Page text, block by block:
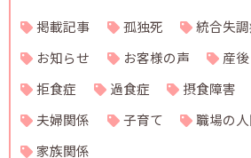
掲載記事 孤独死 統合失
お知らせ
お客様の声 産
拒食症
過食症 摂食障害
夫婦関係
子育て
職場の
家族関係